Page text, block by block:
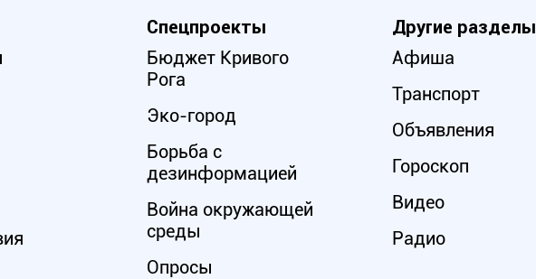
Спецпроекты
Бюджет Кривого
Рога
Эко-город
Борьба с
дезинформацией
Война окружающей
среды
Опросы
Другие разделы
Афиша
Транспорт
Объявления
Гороскоп
Видео
Радио